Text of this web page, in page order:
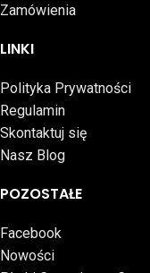
Zamówienia
LINKI
Polityka Prywatności
Regulamin
Skontaktuj się
Nasz Blog
POZOSTAŁE
Facebook
Nowości